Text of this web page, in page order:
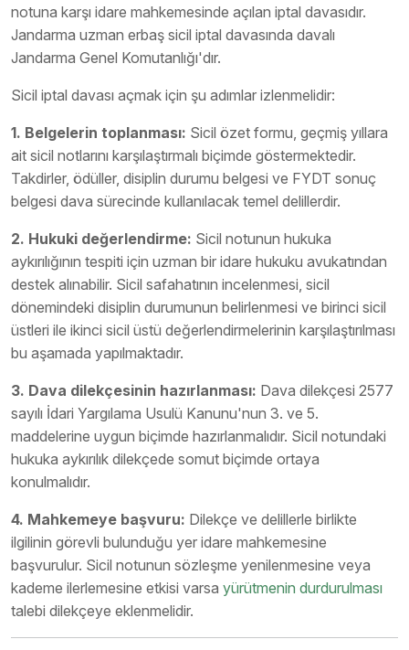
notuna karşı idare mahkemesinde açılan iptal davasıdır.
Jandarma uzman erbaş sicil iptal davasında davalı
Jandarma Genel Komutanlığı'dır.
Sicil iptal davası açmak için şu adımlar izlenmelidir:
1. Belgelerin toplanması: Sicil özet formu, geçmiş yıllara
ait sicil notlarını karşılaştırmalı biçimde göstermektedir.
Takdirler, ödüller, disiplin durumu belgesi ve FYDT sonuç
belgesi dava sürecinde kullanılacak temel delillerdir.
2. Hukuki değerlendirme: Sicil notunun hukuka
aykırılığının tespiti için uzman bir idare hukuku avukatından
destek alınabilir. Sicil safahatının incelenmesi, sicil
dönemindeki disiplin durumunun belirlenmesi ve birinci sicil
üstleri ile ikinci sicil üstü değerlendirmelerinin karşılaştırılması
bu aşamada yapılmaktadır.
3. Dava dilekçesinin hazırlanması: Dava dilekçesi 2577
sayılı İdari Yargılama Usulü Kanunu'nun 3. ve 5.
maddelerine uygun biçimde hazırlanmalıdır. Sicil notundaki
hukuka aykırılık dilekçede somut biçimde ortaya
konulmalıdır.
4. Mahkemeye başvuru: Dilekçe ve delillerle birlikte
ilgilinin görevli bulunduğu yer idare mahkemesine
başvurulur. Sicil notunun sözleşme yenilenmesine veya
kademe ilerlemesine etkisi varsa yürütmenin durdurulması
talebi dilekçeye eklenmelidir.